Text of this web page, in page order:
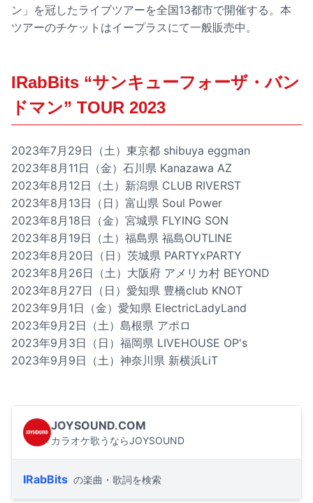
ン」を冠したライブツアーを全国13都市で開催する。本
ツアーのチケットはイープラスにて一般販売中。
IRabBits “サンキューフォーザ・バン
ドマン” TOUR 2023
2023年7月29日（土）東京都 shibuya eggman
2023年8月11日（金）石川県 Kanazawa AZ
2023年8月12日（土）新潟県 CLUB RIVERST
2023年8月13日（日）富山県 Soul Power
2023年8月18日（金）宮城県 FLYING SON
2023年8月19日（土）福島県 福島OUTLINE
2023年8月20日（日）茨城県 PARTYxPARTY
2023年8月26日（土）大阪府 アメリカ村 BEYOND
2023年8月27日（日）愛知県 豊橋club KNOT
2023年9月1日（金）愛知県 ElectricLadyLand
2023年9月2日（土）島根県 アポロ
2023年9月3日（日）福岡県 LIVEHOUSE OP's
2023年9月9日（土）神奈川県 新横浜LiT
JOYSOUND.COM
カラオケ歌うならJOYSOUND
IRabBits の楽曲・歌詞を検索